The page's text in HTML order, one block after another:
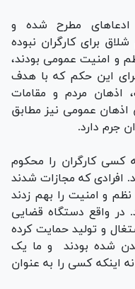
ادعاهای مطرح شده و
برای کارگران نبوده
و امنیت عمومی بودند،
این حکم که با هدف
اذهان مردم و مقامات
عمومی نیز مطابق
جرم دارد.
کسی کارگران را محکوم
افرادی که مجازات شدند
و امنیت را بهم زدند
در واقع دستگاه قضایی
و تولید حمایت کرده
شده بودند و ما یک
اینکه کسی را به عنوان